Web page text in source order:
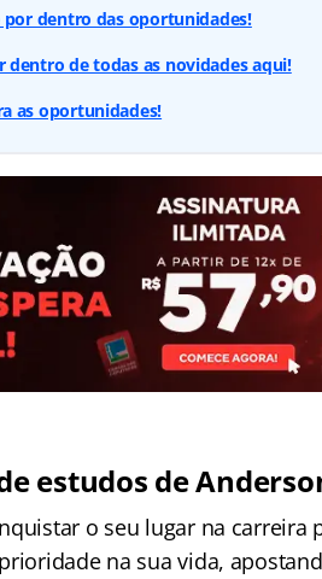
por dentro das oportunidades!
dentro de todas as novidades aqui!
as oportunidades!
estudos de
o seu lugar na carreira
na sua vida,